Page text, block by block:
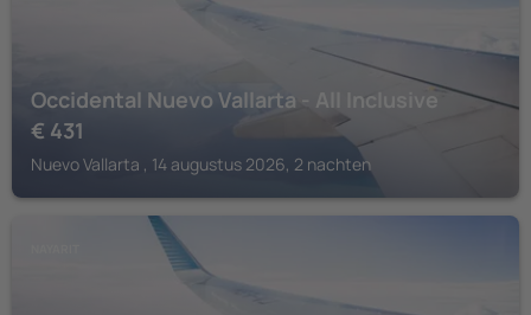
Occidental Nuevo Vallarta - All Inclusive
€ 431
Nuevo Vallarta , 14 augustus 2026, 2 nachten